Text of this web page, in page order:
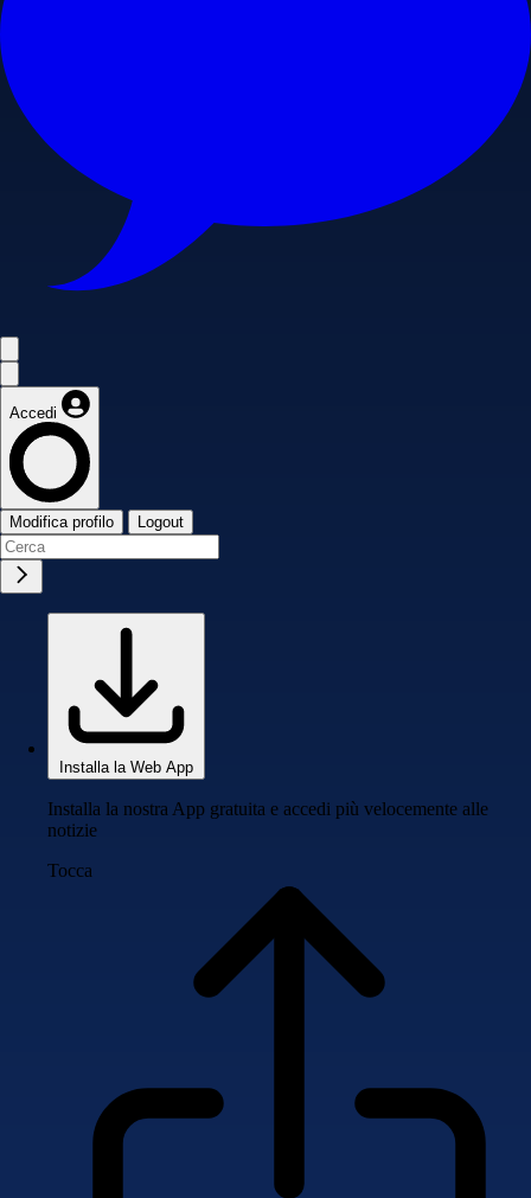
Accedi
Modifica profilo Logout
Installa la Web App
Installa la nostra App gratuita e accedi più velocemente alle
notizie
Tocca